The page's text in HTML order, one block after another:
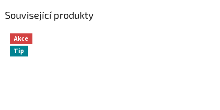
Související produkty
Akce
Tip